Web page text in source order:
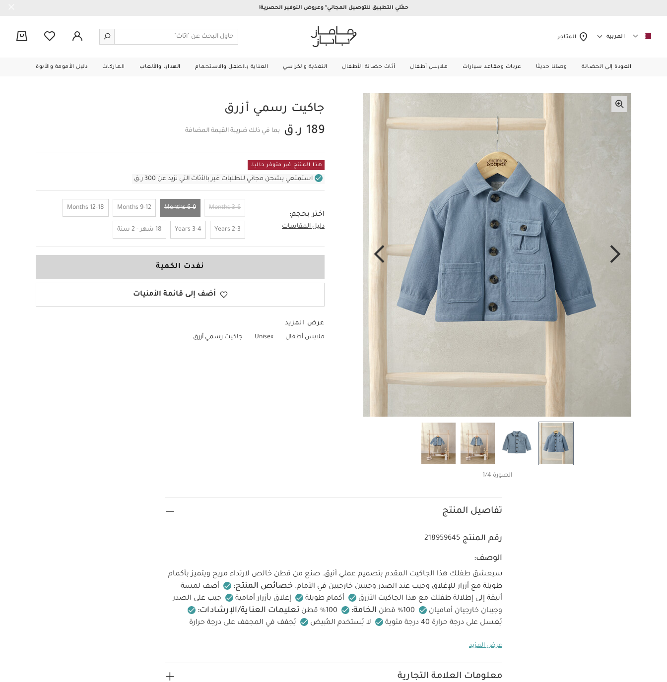
حمّلي التطبيق للتوصيل المجاني* وعروض التوفير الحصرية!
العربية المتاجر
العودة إلى الحضانة وصلنا حديثا عربات ومقاعد سيارات ملابس أطفال أثاث حضانة الأطفال التغذية والكراسي العناية بالطفل والاستحمام الهدايا والألعاب الماركات دليل الأمومة والأبوة
الصورة 1/4
جاكيت رسمي أزرق
189 ر.ق
بما في ذلك ضريبة القيمة المضافة
هذا المنتج غير متوفر حاليا.
استمتعي بشحن مجاني للطلبات غير بالأثاث التي تزيد عن 300 ر.ق
اختر بحجم:
دليل المقاسات
3-6 Months
6-9 Months
9-12 Months
12-18 Months
2-3 Years
3-4 Years 18 شهر - 2 سنة 6-9 Months
نفدت الكمية
أضف إلى قائمة الأمنيات
عرض المزيد
ملابس أطفال
Unisex جاكيت رسمي أزرق
تفاصيل المنتج
رقم المنتج 218959645
الوصف:
سيعشق طفلك هذا الجاكيت المقدم بتصميم عملي أنيق. صنع من قطن خالص لارتداء مريح ويتميز بأكمام
طويلة مع أزرار للإغلاق وجيب عند الصدر وجيبين خارجيين في الأمام. خصائص المنتج:
أضف لمسة
أنيقة إلى إطلالة طفلك مع هذا الجاكيت الأزرق
أكمام طويلة إغلاق بأزرار أمامية
جيب على الصدر
وجيبان خارجيان أماميان
100% قطن الخامة: 100% قطن تعليمات العناية/الإرشادات:
يُغسل على درجة حرارة 40 درجة مئوية لا يُستخدم المُبيض
يُجفف في المجفف على درجة حرارة
غسل وكي من الداخل إلى الخارج
قطع)
طقم فيست ناعم ولباس الكل في واحد - بيج
عرض المزيد
معلومات العلامة التجارية